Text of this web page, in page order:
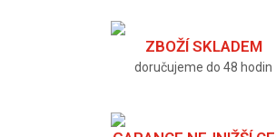
ZBOŽÍ SKLADEM
doručujeme do 48 hodin